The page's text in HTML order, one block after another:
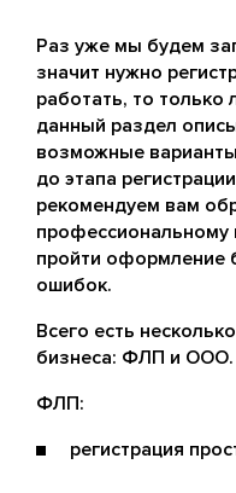
Раз уже мы будем
значит нужно
работать, то только
данный раздел
возможные
до этапа
рекомендуем вам
пройти оформление
ошибок.
Всего есть
бизнеса: ФЛП и ООО.
ФЛП:
регистрация